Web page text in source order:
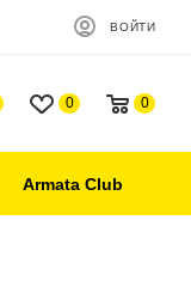
ВОЙТИ
0 0
Armata Club